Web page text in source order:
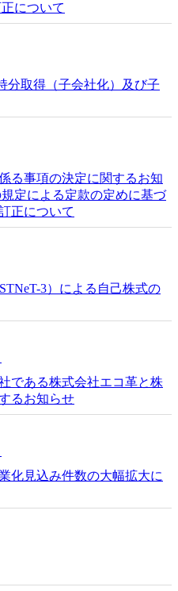
について
分取得（子会社化）及び子
る事項の決定に関するお知
定による定款の定めに基づ
正について
3）による自己株式の
である株式会社エコ革と株
るお知らせ
化見込み件数の大幅拡大に